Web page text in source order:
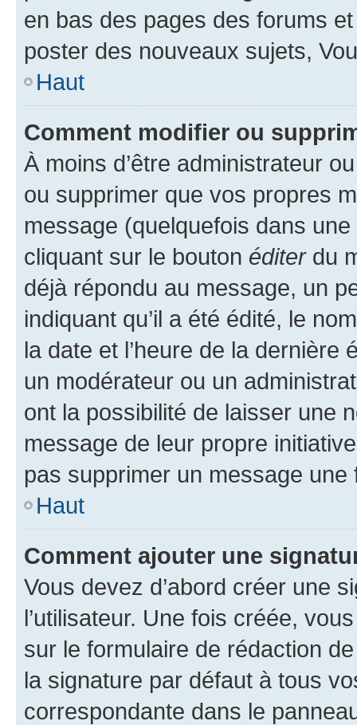
en bas des pages des forums
poster des nouveaux sujets,
Haut
Comment modifier ou
À moins d’être administrateur
ou supprimer que vos propres
message (quelquefois dans
cliquant sur le bouton éditerdu
déjà répondu au message, un
indiquant qu’il a été édité, le
la date et l’heure de la dernière
un modérateur ou un
ont la possibilité de laisser une
message de leur propre
pas supprimer un message une
Haut
Comment ajouter une
Vous devez d’abord créer une
l’utilisateur. Une fois créée,
sur le formulaire de rédaction
la signature par défaut à tous
correspondante dans le